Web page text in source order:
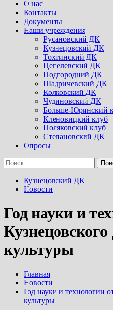
Menu
О нас
Контакты
Документы
Наши учреждения
Русановский ДК
Кузнецовский ДК
Тохтинский ДК
Цепелевский ДК
Подгородний ДК
Шадричевский ДК
Колковский ДК
Чудиновский ДК
Больше-Юринский
Кленовицкий клуб
Поляковский клуб
Степановский ДК
Опросы
Найти:
Кузнецовский ДК
Новости
Год науки и
культуры
Главная
Новости
Год науки и технологии
культуры